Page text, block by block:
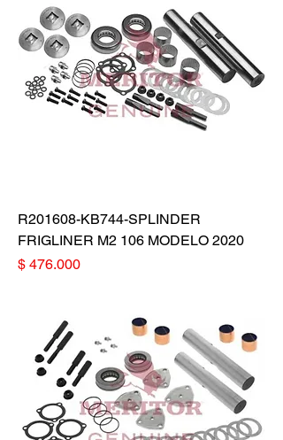
R201608-KB744-SPLINDER
FRIGLINER M2 106 MODELO 2020
Precio
$ 476.000